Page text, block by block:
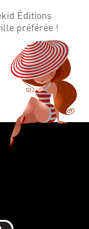
Éditions
préférée !